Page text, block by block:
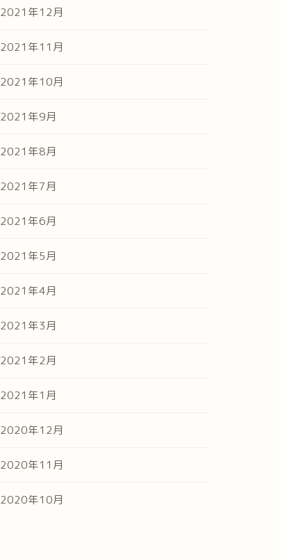
2021年12月
2021年11月
2021年10月
2021年9月
2021年8月
2021年7月
2021年6月
2021年5月
2021年4月
2021年3月
2021年2月
2021年1月
2020年12月
2020年11月
2020年10月